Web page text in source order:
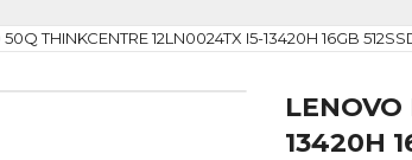
THINKCENTRE 12LN0024TX I5-13420H 16GB
13420H